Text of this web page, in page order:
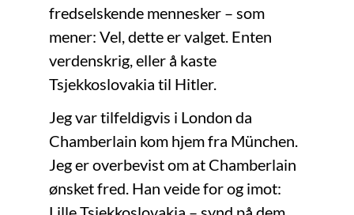
fredselskende mennesker – som
mener: Vel, dette er valget. Enten
verdenskrig, eller å kaste
Tsjekkoslovakia til Hitler.
Jeg var tilfeldigvis i London da
Chamberlain kom hjem fra München.
Jeg er overbevist om at Chamberlain
ønsket fred. Han veide for og imot: